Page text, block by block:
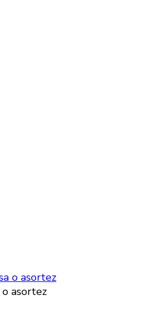
asortez